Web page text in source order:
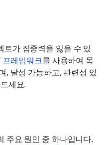
가 집중력을 잃을 수 있
프레임워크를 사용하여 목
, 달성 가능하고, 관련성 있
세요.